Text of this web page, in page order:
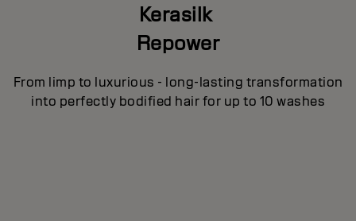
Kerasilk
Repower
From limp to luxurious - long-lasting transformation
into perfectly bodified hair for up to 10 washes